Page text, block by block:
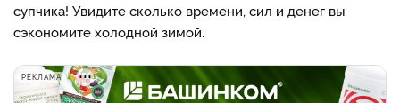
супчика! Увидите сколько времени, сил и денег вы
сэкономите холодной зимой.
РЕКЛАМА